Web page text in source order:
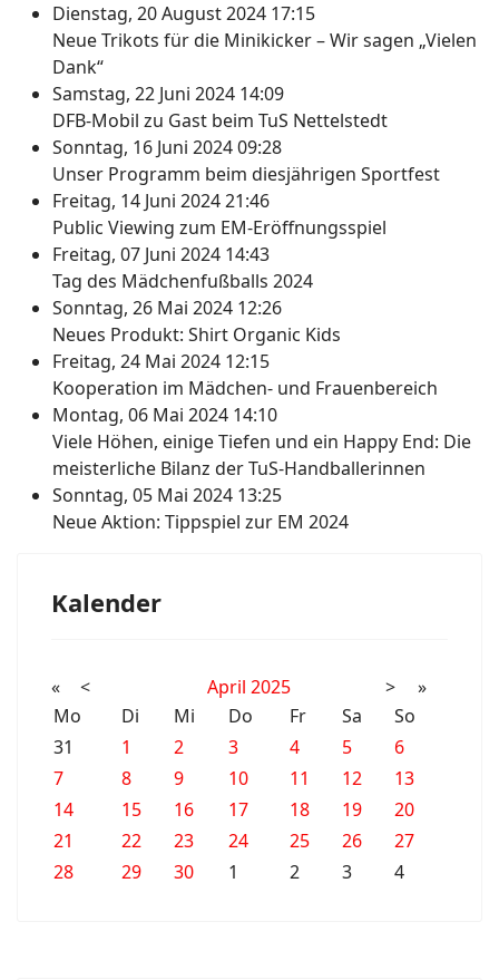
Dienstag, 20 August 2024 17:15
Neue Trikots für die Minikicker – Wir sagen „Vielen
Dank“
Samstag, 22 Juni 2024 14:09
DFB-Mobil zu Gast beim TuS Nettelstedt
Sonntag, 16 Juni 2024 09:28
Unser Programm beim diesjährigen Sportfest
Freitag, 14 Juni 2024 21:46
Public Viewing zum EM-Eröffnungsspiel
Freitag, 07 Juni 2024 14:43
Tag des Mädchenfußballs 2024
Sonntag, 26 Mai 2024 12:26
Neues Produkt: Shirt Organic Kids
Freitag, 24 Mai 2024 12:15
Kooperation im Mädchen- und Frauenbereich
Montag, 06 Mai 2024 14:10
Viele Höhen, einige Tiefen und ein Happy End: Die
meisterliche Bilanz der TuS-Handballerinnen
Sonntag, 05 Mai 2024 13:25
Neue Aktion: Tippspiel zur EM 2024
Kalender
« < April 2025 >
»
Mo
Di Mi Do Fr Sa
So
31
1 2 3 4 5
6
7
8 9 10 11 12
13
14
15 16 17 18 19
20
21
22 23 24 25 26
27
28
29 30 1 2 3 4